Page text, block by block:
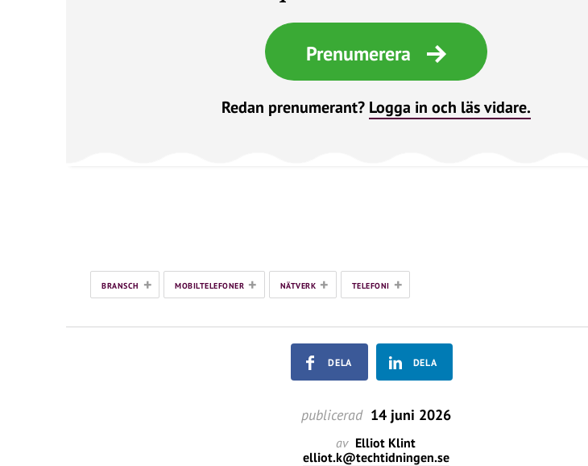
Prenumerera
Redan prenumerant? Logga in och läs vidare.
BRANSCH + MOBILTELEFONER + NÄTVERK + TELEFONI +
DELA DELA
publicerad 14 juni 2026
av Elliot Klint
elliot.k@techtidningen.se